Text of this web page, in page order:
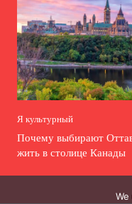
Я культурный
Почему выбирают
жить в столице Канады